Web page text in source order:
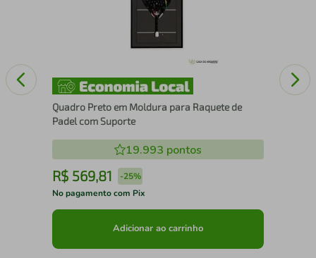
Quadro Preto em Moldura para Raquete de
Padel com Suporte
19.993 pontos
R$ 569,81 -25%
No pagamento com Pix
Adicionar ao carrinho